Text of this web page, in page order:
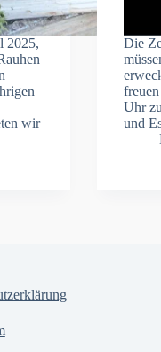
2025,
wir
Die
Uhr
und